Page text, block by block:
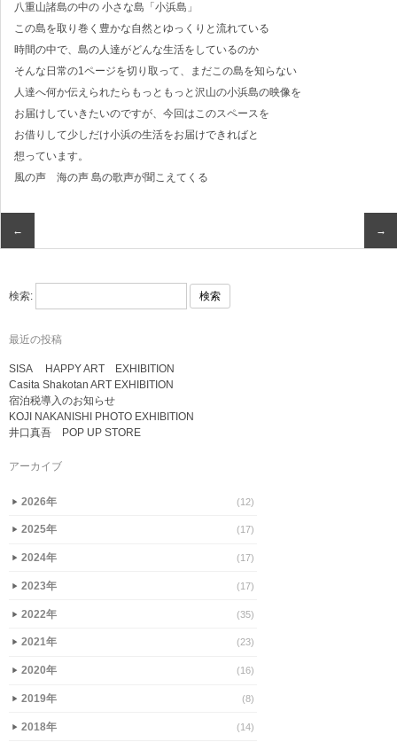
← →
八重山諸島の中の 小さな島「小浜島」
この島を取り巻く豊かな自然とゆっくりと流れている
時間の中で、島の人達がどんな生活をしているのか
そんな日常の1ページを切り取って、まだこの島を知らない
人達へ何か伝えられたらもっともっと沢山の小浜島の映像を
お届けしていきたいのですが、今回はこのスペースを
お借りして少しだけ小浜の生活をお届けできればと
想っています。
風の声 海の声 島の歌声が聞こえてくる
検索:
最近の投稿
SISA HAPPY ART EXHIBITION
Casita Shakotan ART EXHIBITION
宿泊税導入のお知らせ
KOJI NAKANISHI PHOTO EXHIBITION
井口真吾 POP UP STORE
アーカイブ
▶ 2026年 (12)
▶ 2025年 (17)
▶ 2024年 (17)
▶ 2023年 (17)
▶ 2022年 (35)
▶ 2021年 (23)
▶ 2020年 (16)
▶ 2019年 (8)
▶ 2018年 (14)